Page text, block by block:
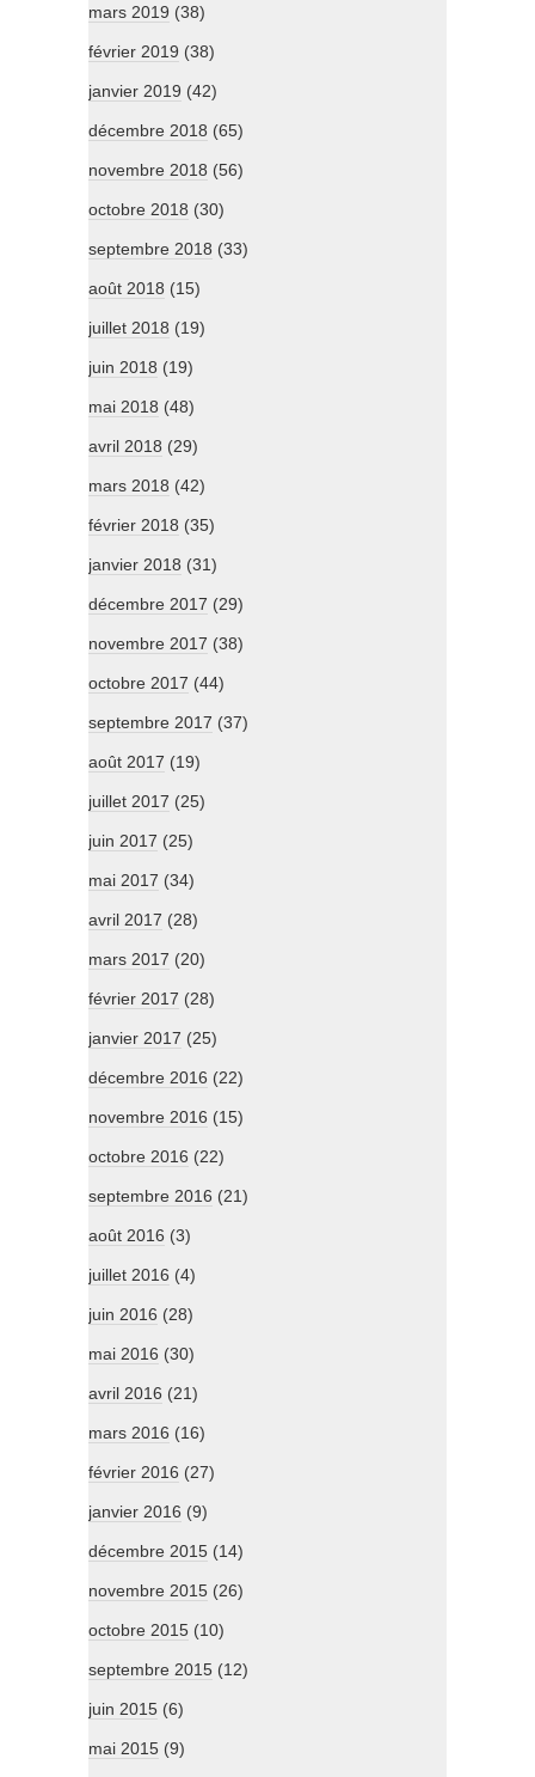
mars 2019 (38)
février 2019 (38)
janvier 2019 (42)
décembre 2018 (65)
novembre 2018 (56)
octobre 2018 (30)
septembre 2018 (33)
août 2018 (15)
juillet 2018 (19)
juin 2018 (19)
mai 2018 (48)
avril 2018 (29)
mars 2018 (42)
février 2018 (35)
janvier 2018 (31)
décembre 2017 (29)
novembre 2017 (38)
octobre 2017 (44)
septembre 2017 (37)
août 2017 (19)
juillet 2017 (25)
juin 2017 (25)
mai 2017 (34)
avril 2017 (28)
mars 2017 (20)
février 2017 (28)
janvier 2017 (25)
décembre 2016 (22)
novembre 2016 (15)
octobre 2016 (22)
septembre 2016 (21)
août 2016 (3)
juillet 2016 (4)
juin 2016 (28)
mai 2016 (30)
avril 2016 (21)
mars 2016 (16)
février 2016 (27)
janvier 2016 (9)
décembre 2015 (14)
novembre 2015 (26)
octobre 2015 (10)
septembre 2015 (12)
juin 2015 (6)
mai 2015 (9)